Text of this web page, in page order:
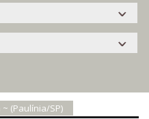
(Paulínia/SP)